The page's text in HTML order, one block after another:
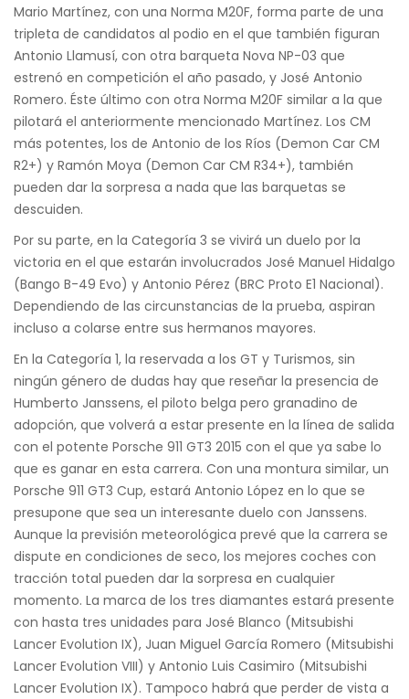
Mario Martínez, con una Norma M20F, forma parte de una
tripleta de candidatos al podio en el que también figuran
Antonio Llamusí, con otra barqueta Nova NP-03 que
estrenó en competición el año pasado, y José Antonio
Romero. Éste último con otra Norma M20F similar a la que
pilotará el anteriormente mencionado Martínez. Los CM
más potentes, los de Antonio de los Ríos (Demon Car CM
R2+) y Ramón Moya (Demon Car CM R34+), también
pueden dar la sorpresa a nada que las barquetas se
descuiden.
Por su parte, en la Categoría 3 se vivirá un duelo por la
victoria en el que estarán involucrados José Manuel Hidalgo
(Bango B-49 Evo) y Antonio Pérez (BRC Proto E1 Nacional).
Dependiendo de las circunstancias de la prueba, aspiran
incluso a colarse entre sus hermanos mayores.
En la Categoría 1, la reservada a los GT y Turismos, sin
ningún género de dudas hay que reseñar la presencia de
Humberto Janssens, el piloto belga pero granadino de
adopción, que volverá a estar presente en la línea de salida
con el potente Porsche 911 GT3 2015 con el que ya sabe lo
que es ganar en esta carrera. Con una montura similar, un
Porsche 911 GT3 Cup, estará Antonio López en lo que se
presupone que sea un interesante duelo con Janssens.
Aunque la previsión meteorológica prevé que la carrera se
dispute en condiciones de seco, los mejores coches con
tracción total pueden dar la sorpresa en cualquier
momento. La marca de los tres diamantes estará presente
con hasta tres unidades para José Blanco (Mitsubishi
Lancer Evolution IX), Juan Miguel García Romero (Mitsubishi
Lancer Evolution VIII) y Antonio Luis Casimiro (Mitsubishi
Lancer Evolution IX). Tampoco habrá que perder de vista a